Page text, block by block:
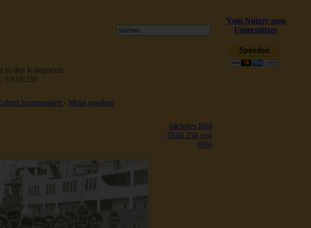
in den Kategorien.
3.810.239
kommentiert - Meist gesehen
nächstes Bild
(Bild 250 von
666)
Vom Nutzer zum
Unterstützer